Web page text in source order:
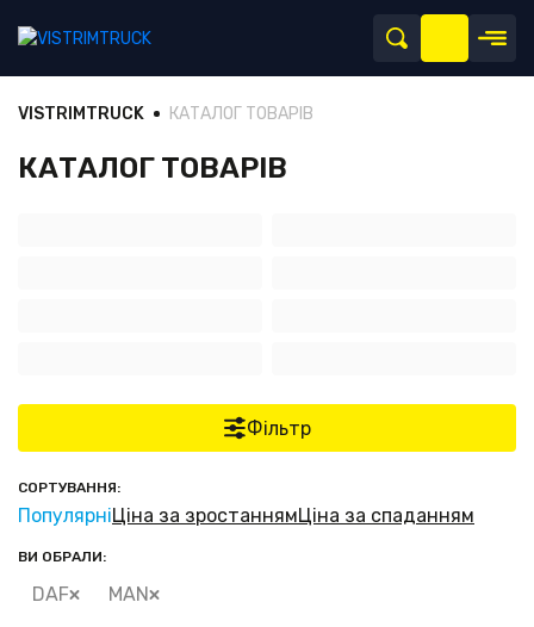
VISTRIMTRUCK КАТАЛОГ ТОВАРІВ
КАТАЛОГ ТОВАРІВ
Фільтр
СОРТУВАННЯ:
ПопулярніЦіна за зростаннямЦіна за спаданням
ВИ ОБРАЛИ:
DAF
MAN